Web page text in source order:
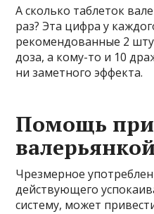
А сколько таблеток
раз? Эта цифра у
рекомендованные 2
доза, а кому-то и 10
ни заметного эффекта.
Помощь при
валерьянкой
Чрезмерное
действующего
систему, может